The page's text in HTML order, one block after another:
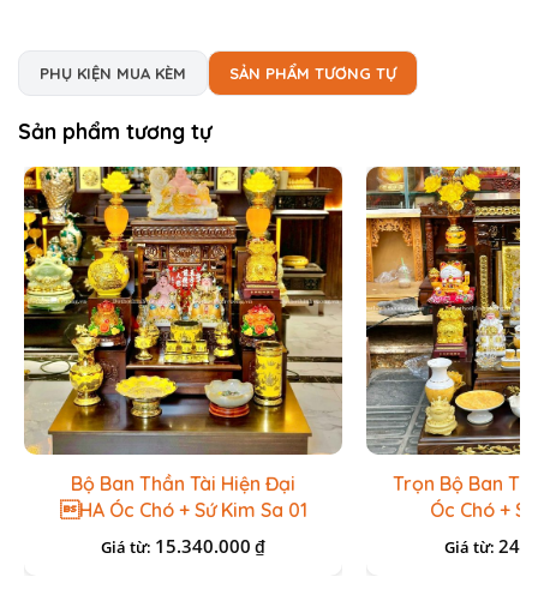
PHỤ KIỆN MUA KÈM SẢN PHẨM TƯƠNG TỰ
Sản phẩm tương tự
Bộ Ban Thần Tài Hiện Đại
HA Óc Chó + Sứ Kim Sa 01
Giá từ: 15.340.000 ₫
Trọn Bộ Ban
Óc Chó +
Giá từ: